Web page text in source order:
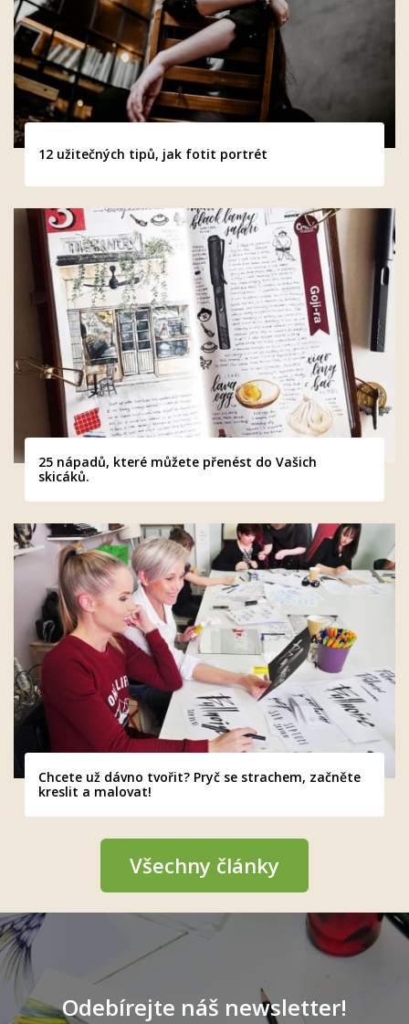
12 užitečných tipů, jak fotit portrét
25 nápadů, které můžete přenést do Vašich
skicáků.
Chcete už dávno tvořit? Pryč se strachem, začněte
kreslit a malovat!
Všechny články
Odebírejte náš newsletter!